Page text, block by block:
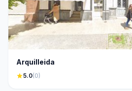
Arquilleida
star5.0(0)